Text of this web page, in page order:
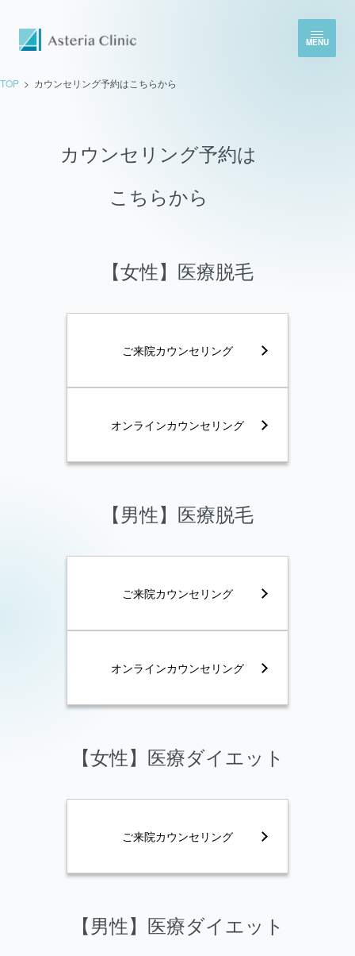
MENU
TOP カウンセリング予約はこちらから
カウンセリング予約は
こちらから
【女性】医療脱毛
ご来院カウンセリング
オンラインカウンセリング
【男性】医療脱毛
ご来院カウンセリング
オンラインカウンセリング
【女性】医療ダイエット
ご来院カウンセリング
【男性】医療ダイエット